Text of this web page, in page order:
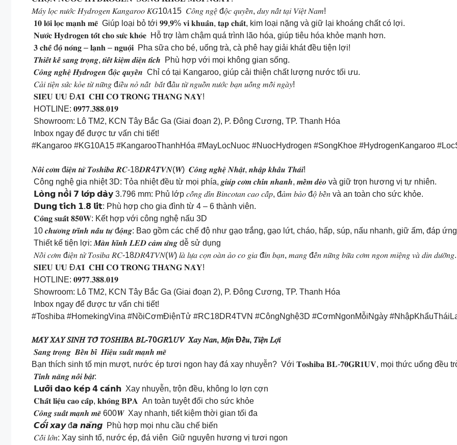
𝑀𝑎́𝑦 𝑙𝑜̣𝑐 𝑛𝑢̛𝑜̛́𝑐 𝐻𝑦𝑑𝑟𝑜𝑔𝑒𝑛 𝐾𝑎𝑛𝑔𝑎𝑟𝑜𝑜 𝐾𝐺10𝐴15 𝐶𝑜̂𝑛𝑔 𝑛𝑔𝑒̣̂ đ𝑜̣̂𝑐 𝑞𝑢𝑦𝑒̂̀𝑛, 𝑑𝑢𝑦 𝑛𝑎̂́𝑡 𝑡𝑎̣𝑖 𝑉𝑖𝑒̣̂𝑡 𝑁𝑎𝑚!
𝟏𝟎 𝐥𝐨̃𝐢 𝐥𝐨̣𝐜 𝐦𝐚̣𝐧𝐡 𝐦𝐞̃ Giúp loại bỏ tới 𝟗𝟗,𝟗% 𝐯𝐢 𝐤𝐡𝐮𝐚̂̉𝐧, 𝐭𝐚̣𝐩 𝐜𝐡𝐚̂́𝐭, kim loại nặng và giữ lại khoáng chất có lợi.
𝐍𝐮̛𝐨̛́𝐜 𝐇𝐲𝐝𝐫𝐨𝐠𝐞𝐧 𝐭𝐨̂́𝐭 𝐜𝐡𝐨 𝐬𝐮̛́𝐜 𝐤𝐡𝐨̉𝐞 Hỗ trợ làm chậm quá trình lão hóa, giúp tiêu hóa khỏe mạnh hơn.
𝟑 𝐜𝐡𝐞̂́ đ𝐨̣̂ 𝐧𝐨́𝐧𝐠 – 𝐥𝐚̣𝐧𝐡 – 𝐧𝐠𝐮𝐨̣̂𝐢 Pha sữa cho bé, uống trà, cà phê hay giải khát đều tiện lợi!
𝑻𝒉𝒊𝒆̂́𝒕 𝒌𝒆̂́ 𝒔𝒂𝒏𝒈 𝒕𝒓𝒐̣𝒏𝒈, 𝒕𝒊𝒆̂́𝒕 𝒌𝒊𝒆̣̂𝒎 𝒅𝒊𝒆̣̂𝒏 𝒕𝒊́𝒄𝒉 Phù hợp với mọi không gian sống.
𝑪𝒐̂𝒏𝒈 𝒏𝒈𝒉𝒆̣̂ 𝑯𝒚𝒅𝒓𝒐𝒈𝒆𝒏 đ𝒐̣̂𝒄 𝒒𝒖𝒚𝒆̂̀𝒏 Chỉ có tại Kangaroo, giúp cải thiện chất lượng nước tối ưu.
𝐶𝑎̉𝑖 𝑡𝑖𝑒̣̂𝑛 𝑠𝑢̛́𝑐 𝑘𝑜̉𝑒 𝑡𝑢̛̀ 𝑛𝑢̛̃𝑛𝑔 đ𝑖𝑒̂̀𝑢 𝑛𝑜̉ 𝑛𝑎̂́𝑡 𝑏𝑎̆́𝑡 đ𝑎̂̀𝑢 𝑡𝑢̛̀ 𝑛𝑔𝑢𝑜̂̀𝑛 𝑛𝑢̛𝑜̛́𝑐 𝑏𝑎̣𝑛 𝑢𝑜̂́𝑛𝑔 𝑚𝑜̂̃𝑖 𝑛𝑔𝑎̀𝑦!
𝐒𝐈𝐄̂𝐔 𝐔̛𝐔 Đ𝐀̃𝐈 𝐂𝐇𝐈̉ 𝐂𝐎́ 𝐓𝐑𝐎𝐍𝐆 𝐓𝐇𝐀́𝐍𝐆 𝐍𝐀̀𝐘!
HOTLINE: 𝟎𝟗𝟕𝟕.𝟑𝟖𝟖.𝟎𝟏𝟗
Showroom: Lô TM2, KCN Tây Bắc Ga (Giai đoạn 2), P. Đông Cương, TP. Thanh Hóa
Inbox ngay để được tư vấn chi tiết!
#Kangaroo #KG10A15 #KangarooThanhHóa #MayLocNuoc #NuocHydrogen #SongKhoe #HydrogenKangaroo
𝑵𝒐̂̀𝒊 𝒄𝒐̛𝒎 đ𝒊𝒆̣̂𝒏 𝒕𝒖̛̉ 𝑻𝒐𝒔𝒉𝒊𝒃𝒂 𝑹𝑪-18𝑫𝑹4𝑻𝑽𝑵(𝑾) 𝑪𝒐̂𝒏𝒈 𝒏𝒈𝒉𝒆̣̂ 𝑵𝒉𝒂̣̂𝒕, 𝒏𝒉𝒂̣̂𝒑 𝒌𝒉𝒂̂̉𝒖 𝑻𝒉𝒂́𝒊!
Công nghệ gia nhiệt 3D: Tỏa nhiệt đều từ mọi phía, 𝒈𝒊𝒖́𝒑 𝒄𝒐̛𝒎 𝒄𝒉𝒊́𝒏 𝒏𝒉𝒂𝒏𝒉, 𝒎𝒆̂̀𝒎 𝒅𝒆̉𝒐 và giữ trọn hương vị tự nhiên.
𝗟𝗼̀𝗻𝗴 𝗻𝗼̂̀𝗶 𝟳 𝗹𝗼̛́𝗽 𝗱𝗮̀𝘆 3.796 mm: Phủ lớp 𝑐𝑜̂́𝑛𝑔 𝑑𝑖́𝑛 𝐵𝑖𝑛𝑐𝑜𝑡𝑎𝑛 𝑐𝑎𝑜 𝑐𝑎̂́𝑝, đ𝑎̉𝑚 𝑏𝑎̉𝑜 đ𝑜̣̂ 𝑏𝑒̂̀𝑛 và an toàn cho sức khỏe. ​
𝗗𝘂𝗻𝗴 𝘁𝗶́𝗰𝗵 𝟭.𝟴 𝗹𝗶́𝘁: Phù hợp cho gia đình từ 4 – 6 thành viên. ​
𝐂𝐨̂𝐧𝐠 𝐬𝐮𝐚̂́𝐭 𝟖𝟓𝟎𝐖: Kết hợp với công nghệ nấu 3D
10 𝒄𝒉𝒖̛𝒐̛𝒏𝒈 𝒕𝒓𝒊̀𝒏𝒉 𝒏𝒂̂́𝒖 𝒕𝒖̛̣ đ𝒐̣̂𝒏𝒈: Bao gồm các chế độ như gạo trắng, gạo lứt, cháo, hấp, súp, nấu nhanh, giữ ấm, đáp
Thiết kế tiện lợi: 𝑴𝒂̀𝒏 𝒉𝒊̀𝒏𝒉 𝑳𝑬𝑫 𝒄𝒂̉𝒎 𝒖̛́𝒏𝒈 dễ sử dụng
𝑁𝑜̂̀𝑖 𝑐𝑜̛𝑚 đ𝑖𝑒̣̂𝑛 𝑡𝑢̛̉ 𝑇𝑜𝑠𝑖𝑏𝑎 𝑅𝐶-18𝐷𝑅4𝑇𝑉𝑁(𝑊) 𝑙𝑎̀ 𝑙𝑢̛̣𝑎 𝑐𝑜̣𝑛 𝑜𝑎̀𝑛 𝑎̉𝑜 𝑐𝑜 𝑔𝑖𝑎 đ𝑖̀𝑛 𝑏𝑎̣𝑛, 𝑚𝑎𝑛𝑔 đ𝑒̂́𝑛 𝑛𝑢̛̃𝑛𝑔 𝑏𝑢̛̃𝑎 𝑐𝑜̛𝑚 𝑛𝑔𝑜𝑛 𝑚𝑖𝑒̣̂𝑛𝑔 𝑣𝑎̀ 𝑑𝑖𝑛 𝑑𝑢̛𝑜̛̃𝑛𝑔.​
𝐒𝐈𝐄̂𝐔 𝐔̛𝐔 Đ𝐀̃𝐈 𝐂𝐇𝐈̉ 𝐂𝐎́ 𝐓𝐑𝐎𝐍𝐆 𝐓𝐇𝐀́𝐍𝐆 𝐍𝐀̀𝐘!
HOTLINE: 𝟎𝟗𝟕𝟕.𝟑𝟖𝟖.𝟎𝟏𝟗
Showroom: Lô TM2, KCN Tây Bắc Ga (Giai đoạn 2), P. Đông Cương, TP. Thanh Hóa
Inbox ngay để được tư vấn chi tiết!
#Toshiba #HomekingVina #NồiCơmĐiệnTử #RC18DR4TVN #CôngNghệ3D #CơmNgonMỗiNgày
𝑀𝐴́𝑌 𝑋𝐴𝑌 𝑆𝐼𝑁𝐻 𝑇𝑂̂́ 𝑇𝑂𝑆𝐻𝐼𝐵𝐴 𝐵𝐿-70𝐺𝑅1𝑈𝑉 𝑋𝑎𝑦 𝑁𝑎𝑛, 𝑀𝑖̣𝑛 Đ𝑒̂̀𝑢, 𝑇𝑖𝑒̣̂𝑛 𝐿𝑜̛̣𝑖
𝑺𝒂𝒏𝒈 𝒕𝒓𝒐̣𝒏𝒈 𝑩𝒆̂̀𝒏 𝒃𝒊̉ 𝑯𝒊𝒆̣̂𝒖 𝒔𝒖𝒂̂́𝒕 𝒎𝒂̣𝒏𝒉 𝒎𝒆̃
Bạn thích sinh tố mịn mượt, nước ép tươi ngon hay đá xay nhuyễn? Với 𝐓𝐨𝐬𝐡𝐢𝐛𝐚 𝐁𝐋-𝟕𝟎𝐆𝐑𝟏𝐔𝐕, mọi thức uống đều
𝑻𝒊́𝒏𝒉 𝒏𝒂̆𝒏𝒈 𝒏𝒐̂̉𝒊 𝒃𝒂̣̂𝒕:
𝗟𝘂̛𝗼̛̃𝗶 𝗱𝗮𝗼 𝗸𝗲́𝗽 𝟰 𝗰𝗮́𝗻𝗵 Xay nhuyễn, trộn đều, không lo lợn cợn
𝐂𝐡𝐚̂́𝐭 𝐥𝐢𝐞̣̂𝐮 𝐜𝐚𝐨 𝐜𝐚̂́𝐩, 𝐤𝐡𝐨̂𝐧𝐠 𝐁𝐏𝐀 An toàn tuyệt đối cho sức khỏe
𝑪𝒐̂𝒏𝒈 𝒔𝒖𝒂̂́𝒕 𝒎𝒂̣𝒏𝒉 𝒎𝒆̃ 600𝑾 Xay nhanh, tiết kiệm thời gian tối đa
𝘾𝙤̂́𝙞 𝙭𝙖𝙮 đ𝙖 𝙣𝙖̆𝙣𝙜 Phù hợp mọi nhu cầu chế biến
𝐶𝑜̂́𝑖 𝑙𝑜̛́𝑛: Xay sinh tố, nước ép, đá viên Giữ nguyên hương vị tươi ngon